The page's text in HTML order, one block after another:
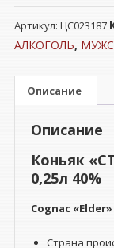
Коньяк
"СТАРЕЙШИНА"
Travel
лет
0,25л
Артикул: ЦС023187
АЛКОГОЛЬ,
Описание
Описание
Коньяк
0,25л 40%
Cognac
Страна